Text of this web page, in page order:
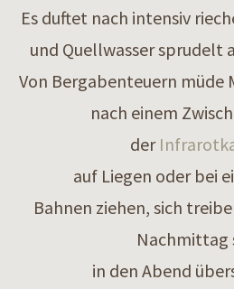
Es duftet nach intensiv
und Quellwasser sprudelt
Von Bergabenteuern müde
nach einem
der
auf Liegen oder bei
Bahnen ziehen, sich
Nachmittag
in den Abend